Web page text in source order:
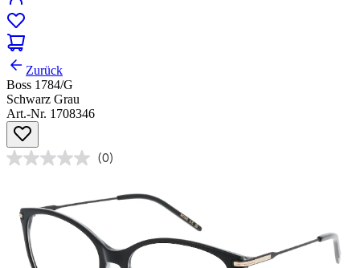
Zurück
Boss 1784/G
Schwarz Grau
Art.-Nr. 1708346
(0)